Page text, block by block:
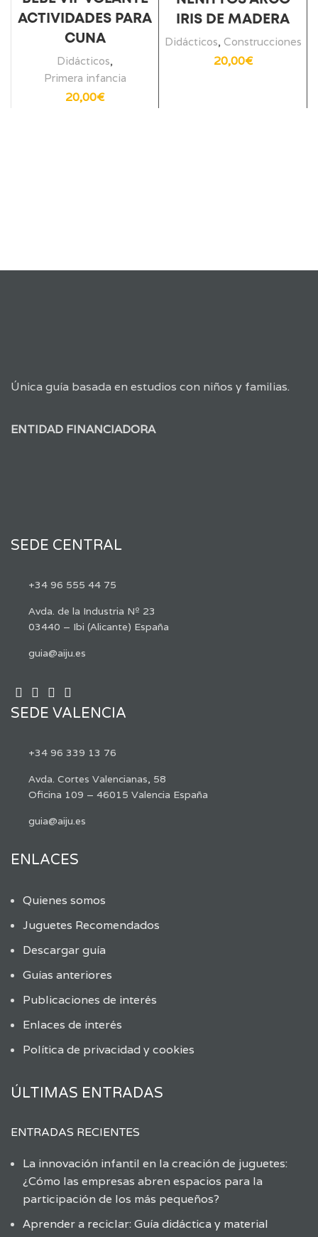
ACTIVIDADES PARA
CUNA
Didácticos,
Primera infancia
20,00€
IRIS DE MADERA
Didácticos, Construcciones
20,00€
Única guía basada en estudios con niños y familias.
ENTIDAD FINANCIADORA
SEDE CENTRAL
+34 96 555 44 75
Avda. de la Industria Nº 23
03440 – Ibi (Alicante) España
guia@aiju.es
SEDE VALENCIA
+34 96 339 13 76
Avda. Cortes Valencianas, 58
Oficina 109 – 46015 Valencia España
guia@aiju.es
ENLACES
Quienes somos
Juguetes Recomendados
Descargar guía
Guías anteriores
Publicaciones de interés
Enlaces de interés
Política de privacidad y cookies
ÚLTIMAS ENTRADAS
ENTRADAS RECIENTES
La innovación infantil en la creación de juguetes:
¿Cómo las empresas abren espacios para la
participación de los más pequeños?
Aprender a reciclar: Guía didáctica y material